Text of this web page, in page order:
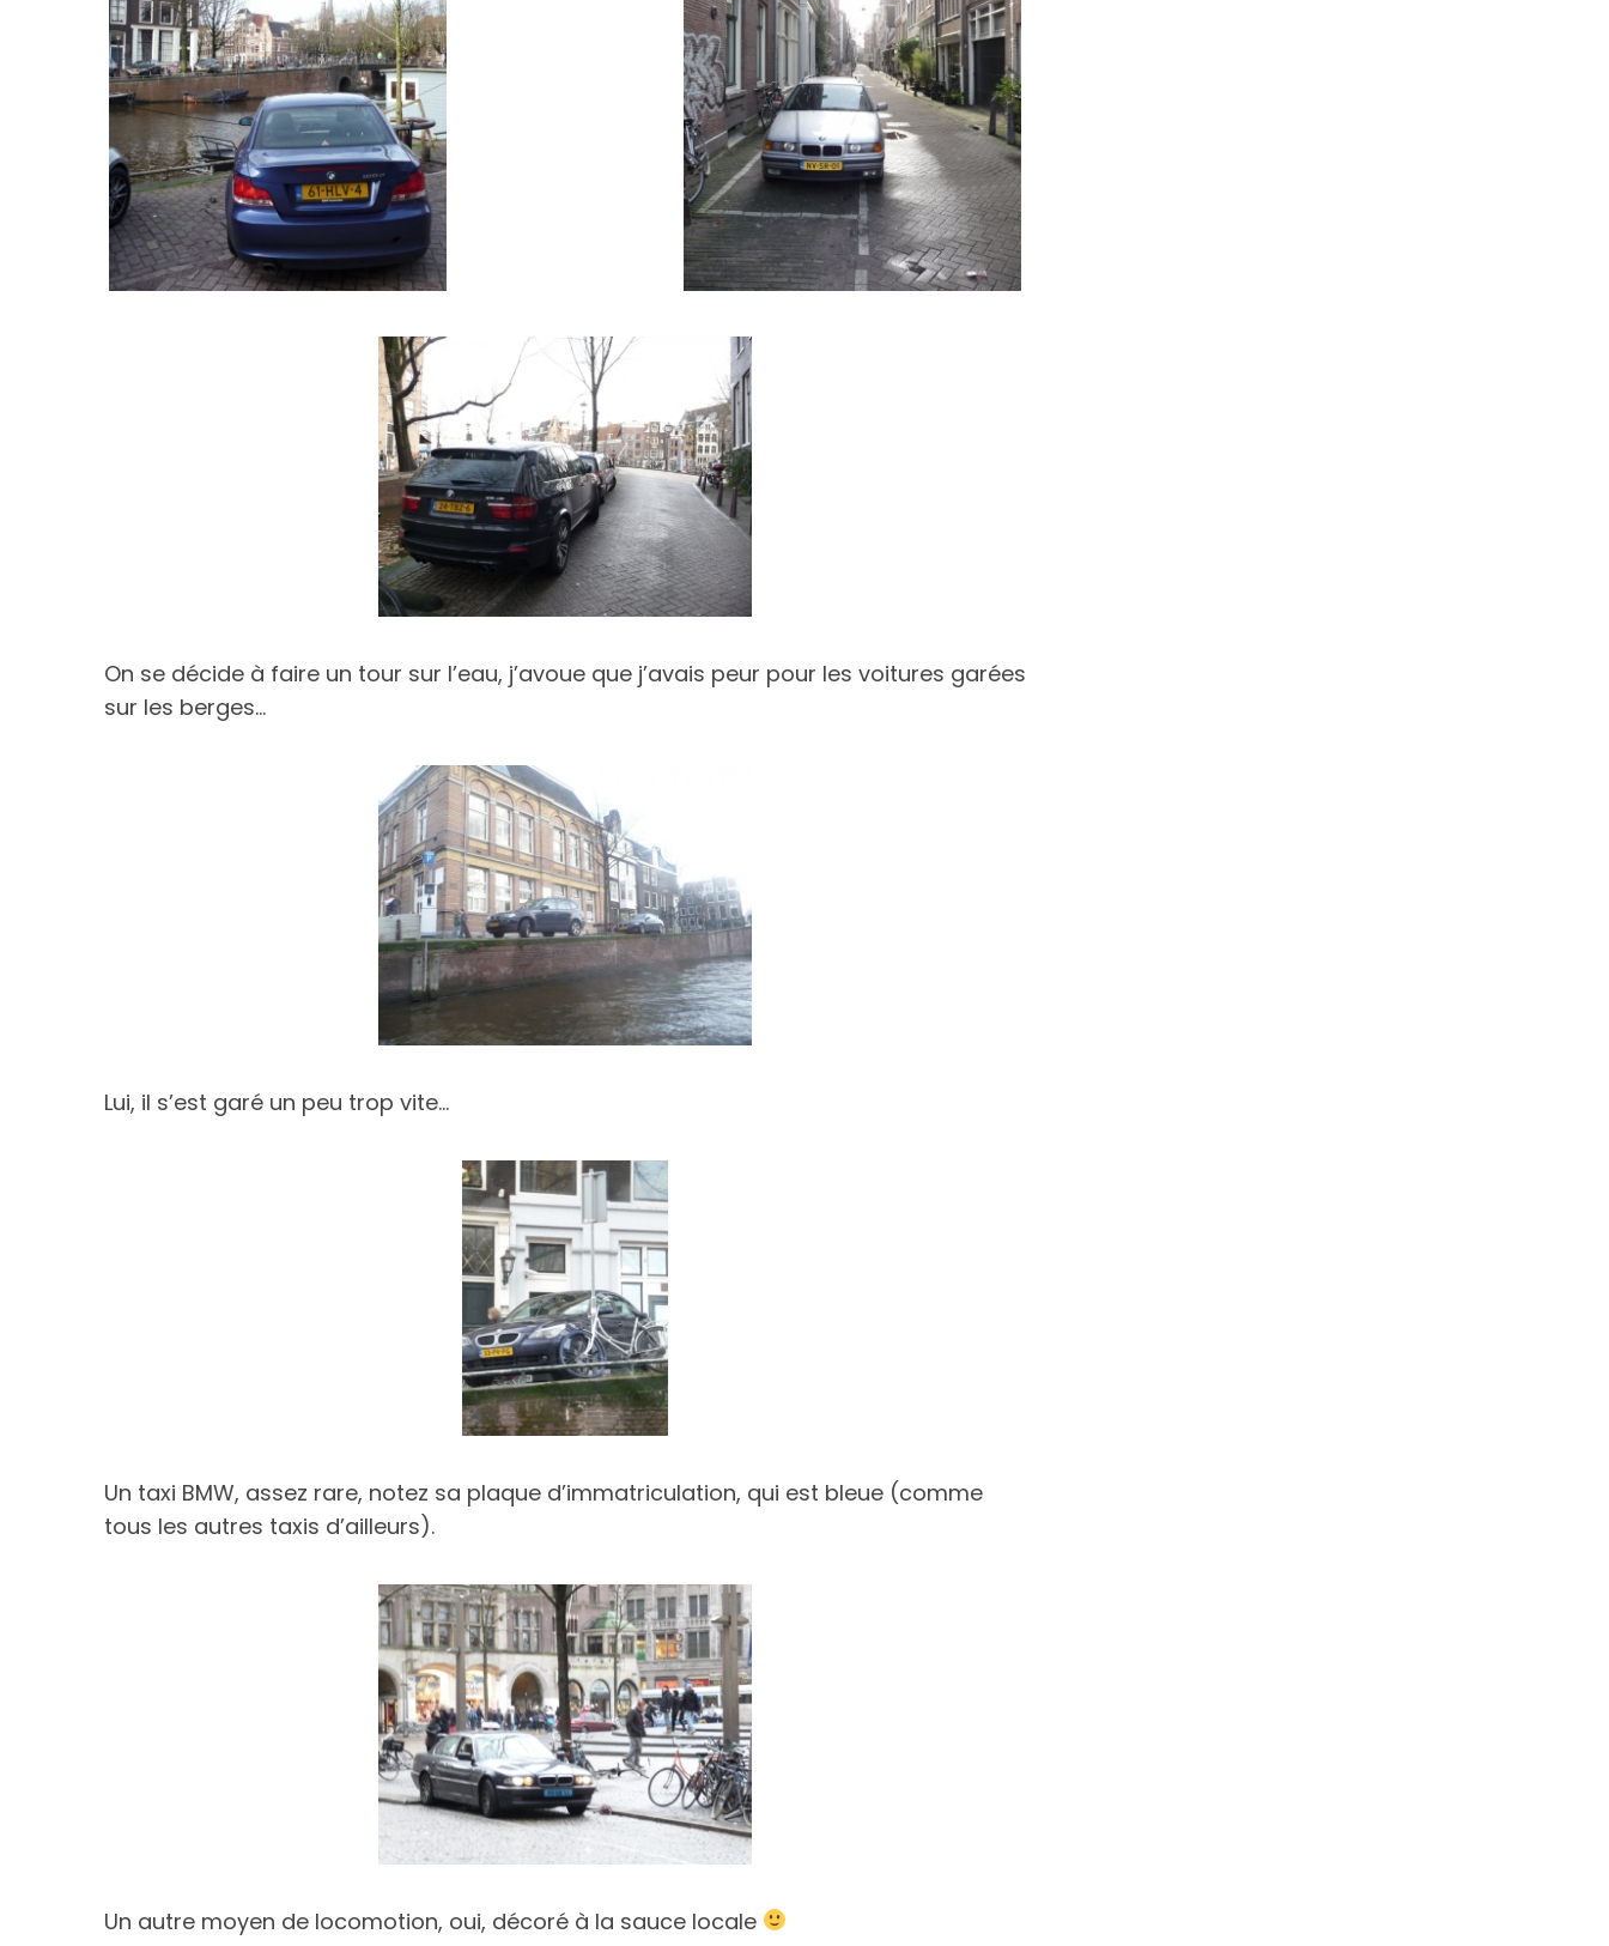
On se décide à faire un tour sur l’eau, j’avoue que j’avais peur pour les voitures garées
sur les berges…
Lui, il s’est garé un peu trop vite…
Un taxi BMW, assez rare, notez sa plaque d’immatriculation, qui est bleue (comme
tous les autres taxis d’ailleurs).
Un autre moyen de locomotion, oui, décoré à la sauce locale
o